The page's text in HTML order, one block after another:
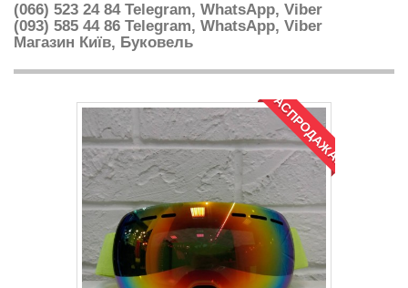
(066) 523 24 84 Telegram, WhatsApp, Viber
(093) 585 44 86 Telegram, WhatsApp, Viber
Магазин Київ, Буковель
РАСПРОДАЖА!